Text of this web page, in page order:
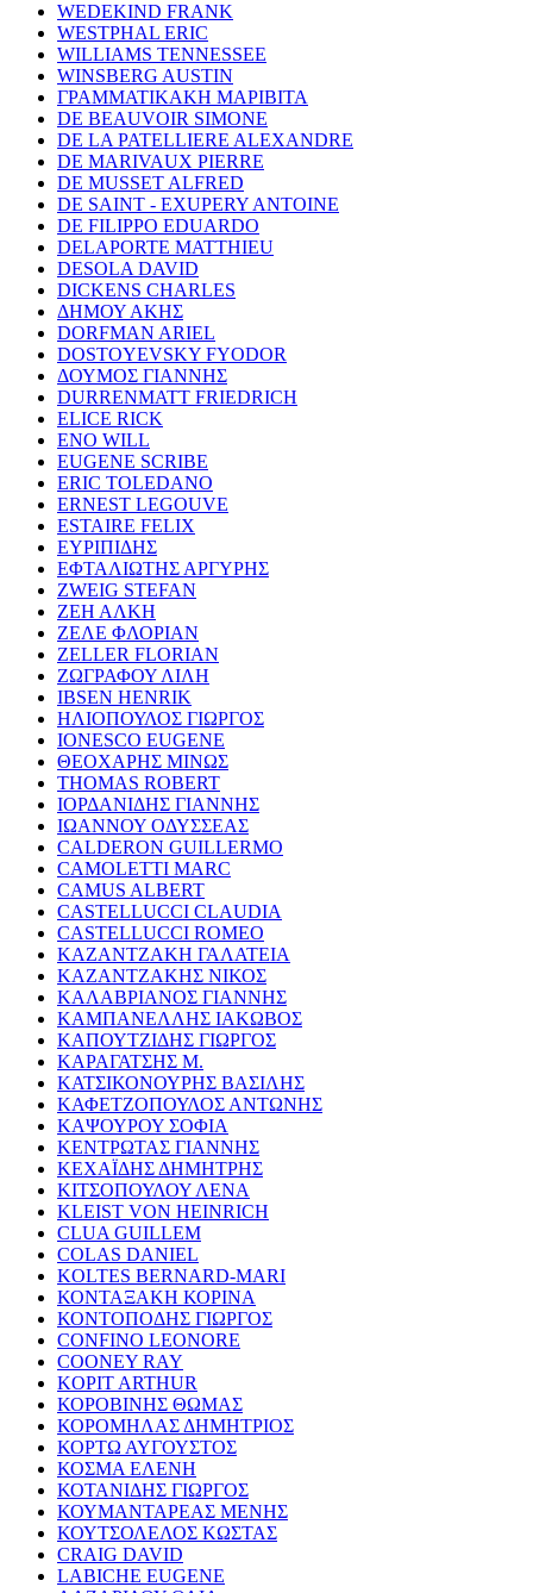
WEDEKIND FRANK
WESTPHAL ERIC
WILLIAMS TENNESSEE
WINSBERG AUSTIN
ΓΡΑΜΜΑΤΙΚΑΚΗ ΜΑΡΙΒΙΤΑ
DE BEAUVOIR SIMONE
DE LA PATELLIERE ALEXANDRE
DE MARIVAUX PIERRE
DE MUSSET ALFRED
DE SAINT - EXUPERY ANTOINE
DE FILIPPO EDUARDO
DELAPORTE MATTHIEU
DESOLA DAVID
DICKENS CHARLES
ΔΗΜΟΥ ΑΚΗΣ
DORFMAN ARIEL
DOSTOYEVSKY FYODOR
ΔΟΥΜΟΣ ΓΙΑΝΝΗΣ
DURRENMATT FRIEDRICH
ELICE RICK
ENO WILL
EUGENE SCRIBE
ERIC TOLEDANO
ERNEST LEGOUVE
ESTAIRE FELIX
ΕΥΡΙΠΙΔΗΣ
ΕΦΤΑΛΙΩΤΗΣ ΑΡΓΥΡΗΣ
ZWEIG STEFAN
ΖΕΗ ΑΛΚΗ
ΖΕΛΕ ΦΛΟΡΙΑΝ
ZELLER FLORIAN
ΖΩΓΡΑΦΟΥ ΛΙΛΗ
IBSEN HENRIK
ΗΛΙΟΠΟΥΛΟΣ ΓΙΩΡΓΟΣ
IONESCO EUGENE
ΘΕΟΧΑΡΗΣ ΜΙΝΩΣ
THOMAS ROBERT
ΙΟΡΔΑΝΙΔΗΣ ΓΙΑΝΝΗΣ
ΙΩΑΝΝΟΥ ΟΔΥΣΣΕΑΣ
CALDERON GUILLERMO
CAMOLETTI MARC
CAMUS ALBERT
CASTELLUCCI CLAUDIA
CASTELLUCCI ROMEO
ΚΑΖΑΝΤΖΑΚΗ ΓΑΛΑΤΕΙΑ
ΚΑΖΑΝΤΖΑΚΗΣ ΝΙΚΟΣ
ΚΑΛΑΒΡΙΑΝΟΣ ΓΙΑΝΝΗΣ
ΚΑΜΠΑΝΕΛΛΗΣ ΙΑΚΩΒΟΣ
ΚΑΠΟΥΤΖΙΔΗΣ ΓΙΩΡΓΟΣ
ΚΑΡΑΓΑΤΣΗΣ Μ.
ΚΑΤΣΙΚΟΝΟΥΡΗΣ ΒΑΣΙΛΗΣ
ΚΑΦΕΤΖΟΠΟΥΛΟΣ ΑΝΤΩΝΗΣ
ΚΑΨΟΥΡΟΥ ΣΟΦΙΑ
ΚΕΝΤΡΩΤΑΣ ΓΙΑΝΝΗΣ
ΚΕΧΑΪΔΗΣ ΔΗΜΗΤΡΗΣ
ΚΙΤΣΟΠΟΥΛΟΥ ΛΕΝΑ
KLEIST VON HEINRICH
CLUA GUILLEM
COLAS DANIEL
KOLTES BERNARD-MARI
ΚΟΝΤΑΞΑΚΗ ΚΟΡΙΝΑ
ΚΟΝΤΟΠΟΔΗΣ ΓΙΩΡΓΟΣ
CONFINO LEONORE
COONEY RAY
KOPIT ARTHUR
ΚΟΡΟΒΙΝΗΣ ΘΩΜΑΣ
ΚΟΡΟΜΗΛΑΣ ΔΗΜΗΤΡΙΟΣ
ΚΟΡΤΩ ΑΥΓΟΥΣΤΟΣ
ΚΟΣΜΑ ΕΛΕΝΗ
ΚΟΤΑΝΙΔΗΣ ΓΙΩΡΓΟΣ
ΚΟΥΜΑΝΤΑΡΕΑΣ ΜΕΝΗΣ
ΚΟΥΤΣΟΛΕΛΟΣ ΚΩΣΤΑΣ
CRAIG DAVID
LABICHE EUGENE